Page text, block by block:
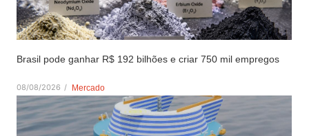
Brasil pode ganhar R$ 192 bilhões e criar 750 mil empregos
08/08/2026 / Mercado